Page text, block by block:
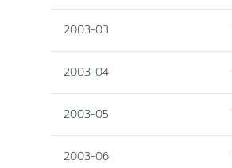
2003-03
2003-04
2003-05
2003-06